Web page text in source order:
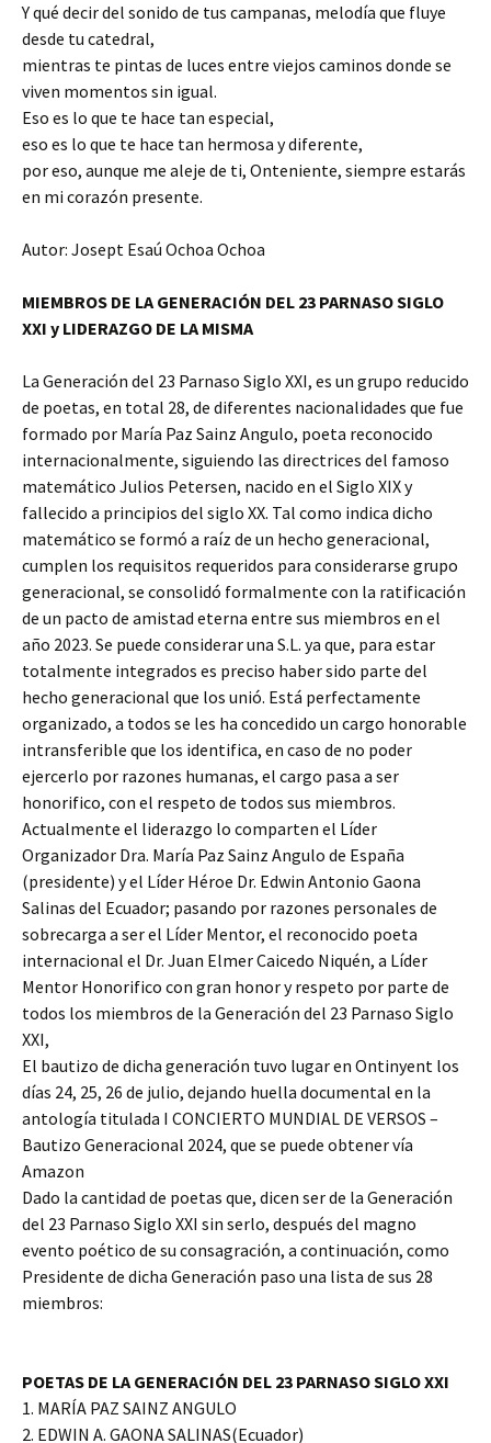
Y qué decir del sonido de tus campanas, melodía que fluye
desde tu catedral,
mientras te pintas de luces entre viejos caminos donde se
viven momentos sin igual.
Eso es lo que te hace tan especial,
eso es lo que te hace tan hermosa y diferente,
por eso, aunque me aleje de ti, Onteniente, siempre estarás
en mi corazón presente.
Autor: Josept Esaú Ochoa Ochoa
MIEMBROS DE LA GENERACIÓN DEL 23 PARNASO SIGLO
XXI y LIDERAZGO DE LA MISMA
La Generación del 23 Parnaso Siglo XXI, es un grupo reducido
de poetas, en total 28, de diferentes nacionalidades que fue
formado por María Paz Sainz Angulo, poeta reconocido
internacionalmente, siguiendo las directrices del famoso
matemático Julios Petersen, nacido en el Siglo XIX y
fallecido a principios del siglo XX. Tal como indica dicho
matemático se formó a raíz de un hecho generacional,
cumplen los requisitos requeridos para considerarse grupo
generacional, se consolidó formalmente con la ratificación
de un pacto de amistad eterna entre sus miembros en el
año 2023. Se puede considerar una S.L. ya que, para estar
totalmente integrados es preciso haber sido parte del
hecho generacional que los unió. Está perfectamente
organizado, a todos se les ha concedido un cargo honorable
intransferible que los identifica, en caso de no poder
ejercerlo por razones humanas, el cargo pasa a ser
honorifico, con el respeto de todos sus miembros.
Actualmente el liderazgo lo comparten el Líder
Organizador Dra. María Paz Sainz Angulo de España
(presidente) y el Líder Héroe Dr. Edwin Antonio Gaona
Salinas del Ecuador; pasando por razones personales de
sobrecarga a ser el Líder Mentor, el reconocido poeta
internacional el Dr. Juan Elmer Caicedo Niquén, a Líder
Mentor Honorifico con gran honor y respeto por parte de
todos los miembros de la Generación del 23 Parnaso Siglo
XXI,
El bautizo de dicha generación tuvo lugar en Ontinyent los
días 24, 25, 26 de julio, dejando huella documental en la
antología titulada I CONCIERTO MUNDIAL DE VERSOS –
Bautizo Generacional 2024, que se puede obtener vía
Amazon
Dado la cantidad de poetas que, dicen ser de la Generación
del 23 Parnaso Siglo XXI sin serlo, después del magno
evento poético de su consagración, a continuación, como
Presidente de dicha Generación paso una lista de sus 28
miembros:
POETAS DE LA GENERACIÓN DEL 23 PARNASO SIGLO XXI
1. MARÍA PAZ SAINZ ANGULO
2. EDWIN A. GAONA SALINAS(Ecuador)